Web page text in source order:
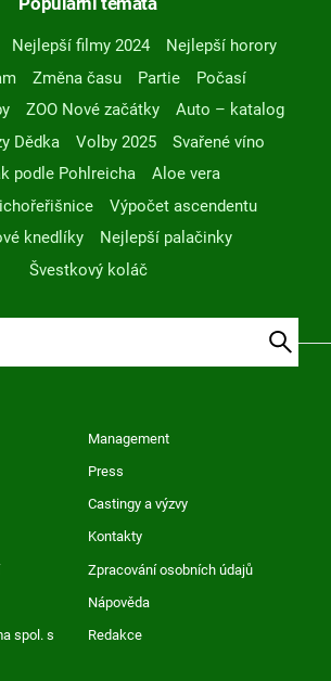
Nejlepší filmy 2024
Nejlepší horory
Změna času Partie
Počasí
ZOO Nové začátky
Auto – katalog
Dědka
Volby 2025
Svařené víno
podle Pohlreicha
Aloe vera
Výpočet ascendentu
knedlíky
Nejlepší palačinky
Švestkový koláč
Management
Press
Castingy a výzvy
Kontakty
Zpracování osobních údajů
Nápověda
spol. s
Redakce